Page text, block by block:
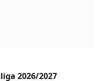
2026/2027